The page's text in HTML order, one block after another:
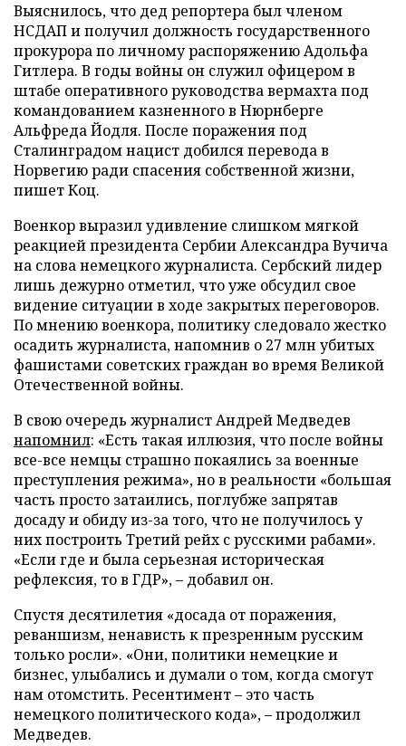
Выяснилось, что дед репортера был членом
НСДАП и получил должность государственного
прокурора по личному распоряжению Адольфа
Гитлера. В годы войны он служил офицером в
штабе оперативного руководства вермахта под
командованием казненного в Нюрнберге
Альфреда Йодля. После поражения под
Сталинградом нацист добился перевода в
Норвегию ради спасения собственной жизни,
пишет Коц.
Военкор выразил удивление слишком мягкой
реакцией президента Сербии Александра Вучича
на слова немецкого журналиста. Сербский лидер
лишь дежурно отметил, что уже обсудил свое
видение ситуации в ходе закрытых переговоров.
По мнению военкора, политику следовало жестко
осадить журналиста, напомнив о 27 млн убитых
фашистами советских граждан во время Великой
Отечественной войны.
В свою очередь журналист Андрей Медведев
напомнил: «Есть такая иллюзия, что после войны
все-все немцы страшно покаялись за военные
преступления режима», но в реальности «большая
часть просто затаились, поглубже запрятав
досаду и обиду из-за того, что не получилось у
них построить Третий рейх с русскими рабами».
«Если где и была серьезная историческая
рефлексия, то в ГДР», – добавил он.
Спустя десятилетия «досада от поражения,
реваншизм, ненависть к презренным русским
только росли». «Они, политики немецкие и
бизнес, улыбались и думали о том, когда смогут
нам отомстить. Ресентимент – это часть
немецкого политического кода», – продолжил
Медведев.